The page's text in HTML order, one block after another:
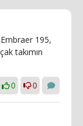
195,
takımın
0 0